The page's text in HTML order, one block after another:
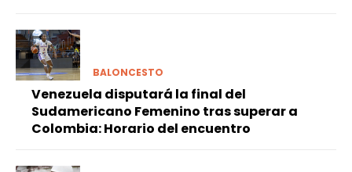
BALONCESTO
Venezuela disputará la final del
Sudamericano Femenino tras superar a
Colombia: Horario del encuentro